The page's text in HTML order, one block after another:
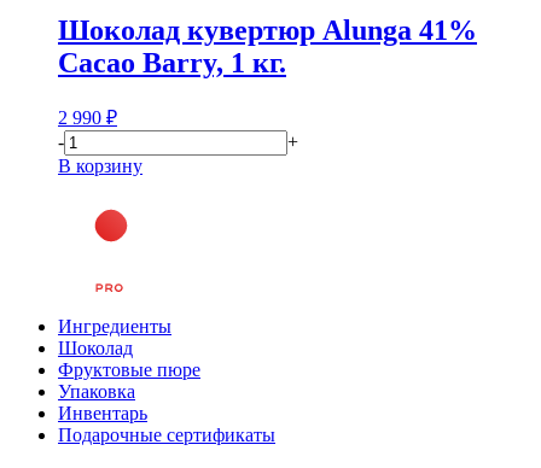
Шоколад кувертюр Alunga 41%
Cacao Barry, 1 кг.
2 990 ₽
-
+
В корзину
Ингредиенты
Шоколад
Фруктовые пюре
Упаковка
Инвентарь
Подарочные сертификаты